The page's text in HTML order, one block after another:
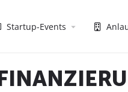
Startup-Events